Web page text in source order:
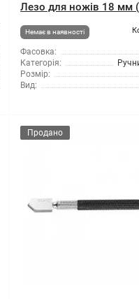
Лезо для ножів 18 мм
Немає в наявності
Фасовка:
Категорія:
Розмір:
Вид:
Продано